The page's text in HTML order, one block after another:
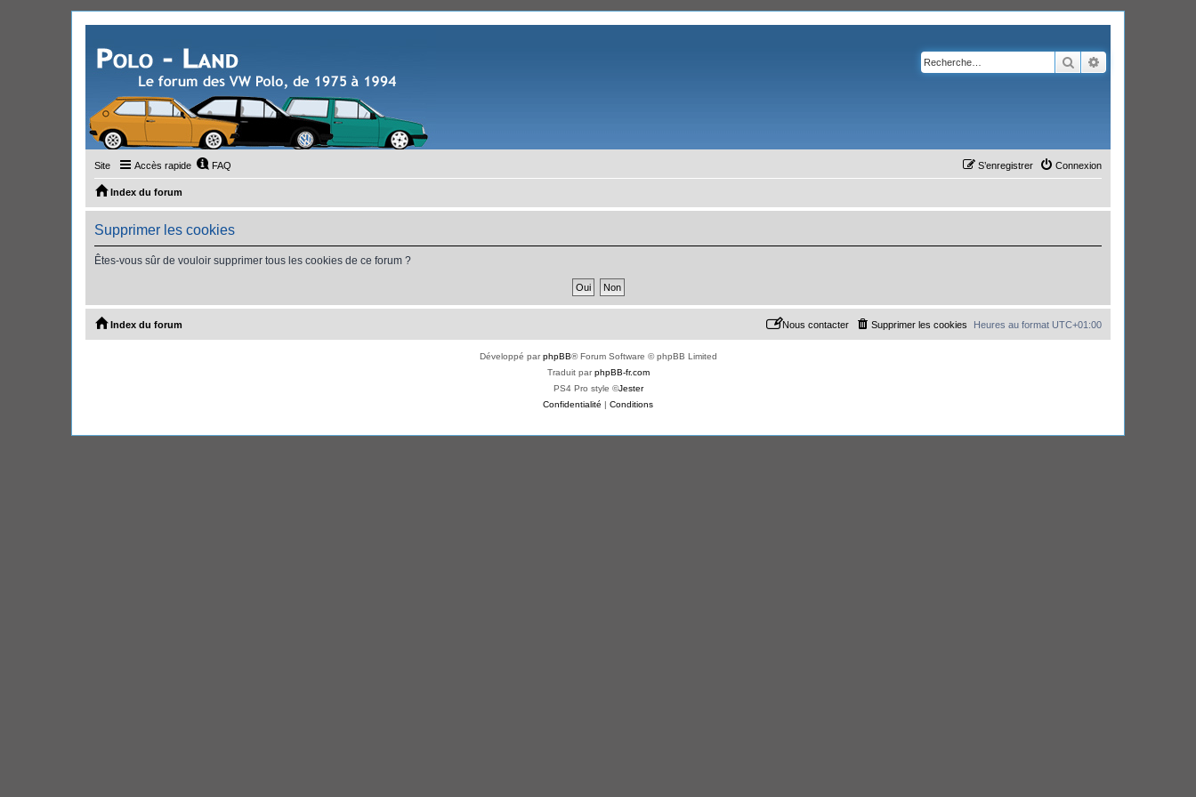
Rechercher
Site Accès rapide FAQ Connexion
S’enregistrer
Index du forum
Supprimer les cookies
Êtes-vous sûr de vouloir supprimer tous les cookies de ce forum ?
Index du forum Heures au format UTC+01:00
Supprimer les cookies
Nous contacter
Développé parphpBB® Forum Software © phpBB Limited
Traduit parphpBB-fr.com
PS4 Pro style ©Jester
Confidentialité | Conditions